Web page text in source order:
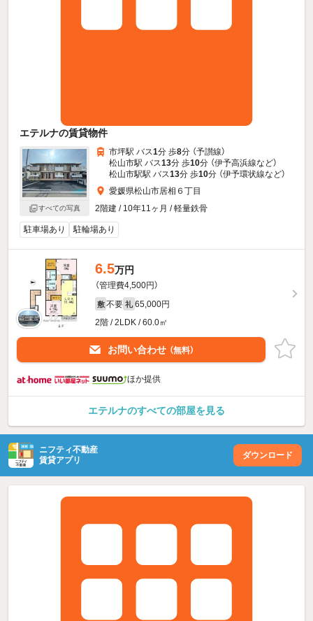
エテルナの賃貸物件
すべての写真
市坪駅 バス1分 歩8分 （予讃線）
松山市駅 バス13分 歩10分 （伊予高浜線など）
松山市駅駅 バス13分 歩10分 （伊予環状線など）
愛媛県松山市居相６丁目
2階建 / 10年11ヶ月 / 軽量鉄骨
駐車場あり 駐輪場あり
6.5万円
（管理費4,500円）
敷 不要 礼 65,000円
2階 / 2LDK / 60.0㎡
お問い合わせ （無料）
ほか提供
エテルナのすべての部屋を見る
ニフティ不動産
賃貸アプリ
ダウンロード